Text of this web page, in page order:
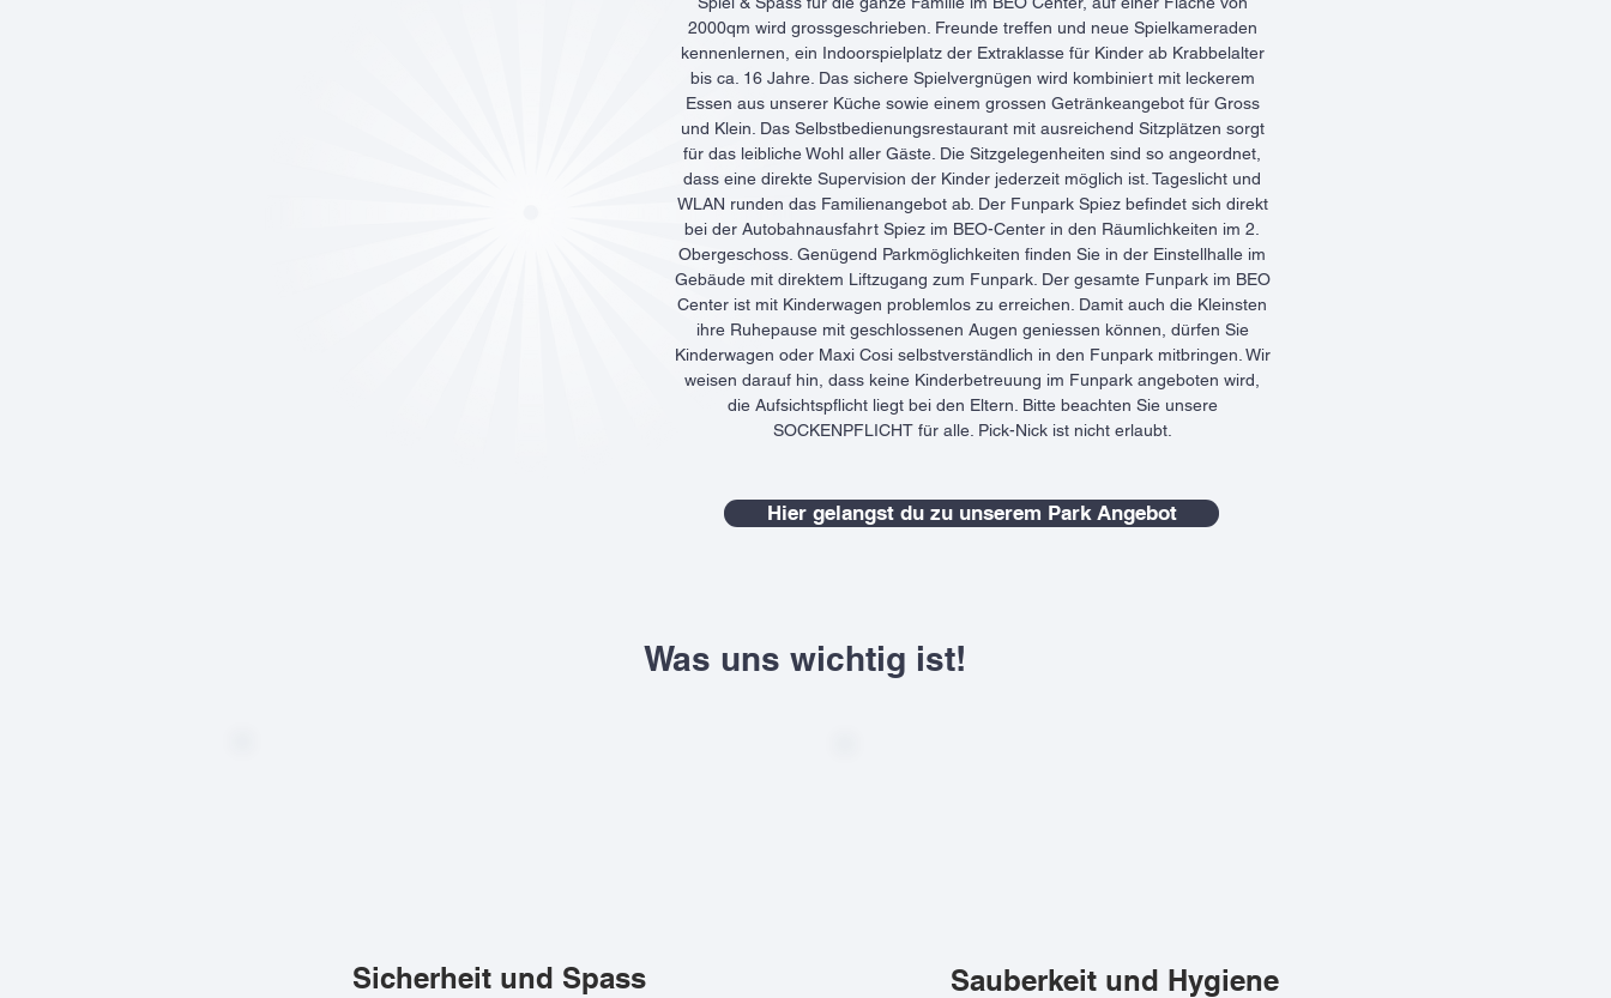
Hier gelangst du zu unserem Park Angebot
2000qm wird grossgeschrieben. Freunde treffen und neue Spielkameraden
kennenlernen, ein Indoorspielplatz der Extraklasse für Kinder ab Krabbelalter
bis ca. 16 Jahre. Das sichere Spielvergnügen wird kombiniert mit leckerem
Essen aus unserer Küche sowie einem grossen Getränkeangebot für Gross
und Klein. Das Selbstbedienungsrestaurant mit ausreichend Sitzplätzen sorgt
für das leibliche Wohl aller Gäste. Die Sitzgelegenheiten sind so angeordnet,
dass eine direkte Supervision der Kinder jederzeit möglich ist. Tageslicht und
WLAN runden das Familienangebot ab. Der Funpark Spiez befindet sich direkt
bei der Autobahnausfahrt Spiez im BEO-Center in den Räumlichkeiten im 2.
Obergeschoss. Genügend Parkmöglichkeiten finden Sie in der Einstellhalle im
Gebäude mit direktem Liftzugang zum Funpark. Der gesamte Funpark im BEO
Center ist mit Kinderwagen problemlos zu erreichen. Damit auch die Kleinsten
ihre Ruhepause mit geschlossenen Augen geniessen können, dürfen Sie
Kinderwagen oder Maxi Cosi selbstverständlich in den Funpark mitbringen. Wir
weisen darauf hin, dass keine Kinderbetreuung im Funpark angeboten wird,
die Aufsichtspflicht liegt bei den Eltern. Bitte beachten Sie unsere
SOCKENPFLICHT für alle. Pick-Nick ist nicht erlaubt.
Was uns wichtig ist!
Sicherheit und Spass Sauberkeit und Hygiene